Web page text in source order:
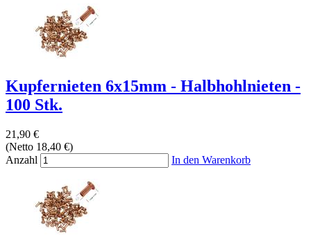
Kupfernieten 6x15mm - Halbhohlnieten -
100 Stk.
21,90 €
(Netto 18,40 €)
Anzahl
In den Warenkorb